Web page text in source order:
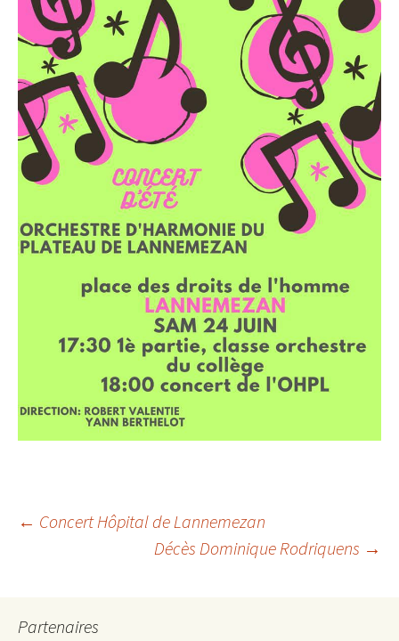
Navigation
← Concert Hôpital de Lannemezan
Décès Dominique Rodriquens →
Partenaires